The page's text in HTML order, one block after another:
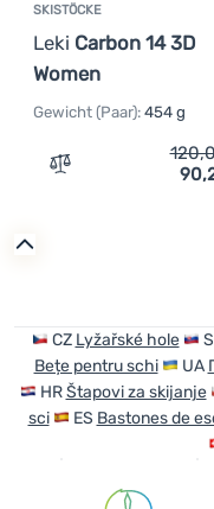
SKISTÖCKE
Leki Carbon 14 3D
Women
Gewicht (Paar): 454 g
Zum Vergleich
CZ Lyžařské hole
Bețe pentru schi
UA
HRŠtapovi za skijanje
sci
ES Bastones de